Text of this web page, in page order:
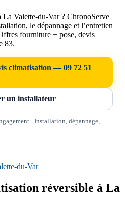
La Valette-du-Var ? ChronoServe
le dépannage et l’entretien
fourniture + pose, devis
83.
climatisation — 09 72 51
un installateur
· Installation, dépannage,
du-Var
réversible à La